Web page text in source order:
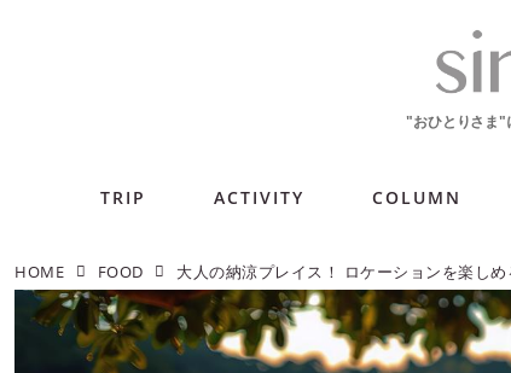
TRIP ACTIVITY COLUMN
HOME FOOD